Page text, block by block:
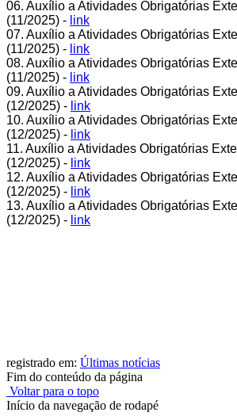
06. Auxílio a Atividades Obrigatórias
(11/2025) - link
07. Auxílio a Atividades Obrigatórias
(11/2025) - link
08. Auxílio a Atividades Obrigatórias
(11/2025) - link
09. Auxílio a Atividades Obrigatórias
(12/2025) - link
10. Auxílio a Atividades Obrigatórias
(12/2025) - link
11. Auxílio a Atividades Obrigatórias
(12/2025) - link
12. Auxílio a Atividades Obrigatórias
(12/2025) - link
13. Auxílio a Atividades Obrigatórias
(12/2025) - link
registrado em: Últimas notícias
Fim do conteúdo da página
Voltar para o topo
Início da navegação de rodapé